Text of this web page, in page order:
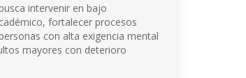
intervenir en bajo
fortalecer procesos
con alta exigencia mental
mayores con deterioro